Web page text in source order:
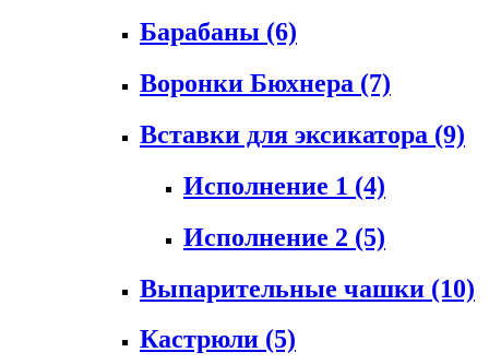
Барабаны (6)
Воронки Бюхнера (7)
Вставки для эксикатора (9)
Исполнение 1 (4)
Исполнение 2 (5)
Выпарительные чашки (10)
Кастрюли (5)